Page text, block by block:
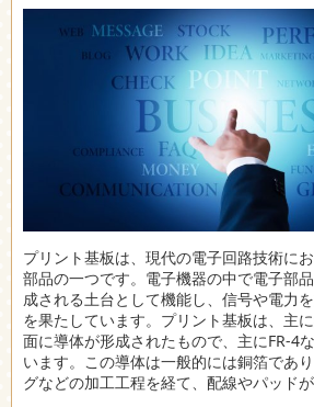
プリント基板は、現代の電子回路技術に
部品の一つです。 電子機器の中で電子部
成される土台として機能し、信号や電力
を果たしています。プリント基板は、主
面に導体が形成されたもので、主にFR-4
います。この導体は一般的には銅箔であ
グなどの加工工程を経て、配線やパッドが